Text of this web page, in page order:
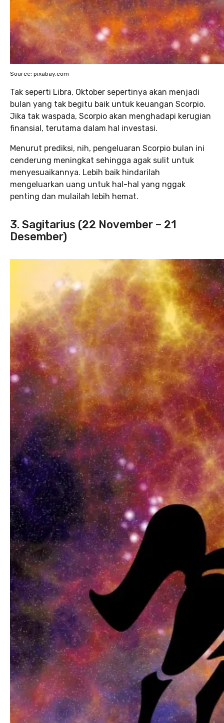
Source: pixabay.com
Tak seperti Libra, Oktober sepertinya akan menjadi
bulan yang tak begitu baik untuk keuangan Scorpio.
Jika tak waspada, Scorpio akan menghadapi kerugian
finansial, terutama dalam hal investasi.
Menurut prediksi, nih, pengeluaran Scorpio bulan ini
cenderung meningkat sehingga agak sulit untuk
menyesuaikannya. Lebih baik hindarilah
mengeluarkan uang untuk hal-hal yang nggak
penting dan mulailah lebih hemat.
3. Sagitarius (22 November – 21
Desember)